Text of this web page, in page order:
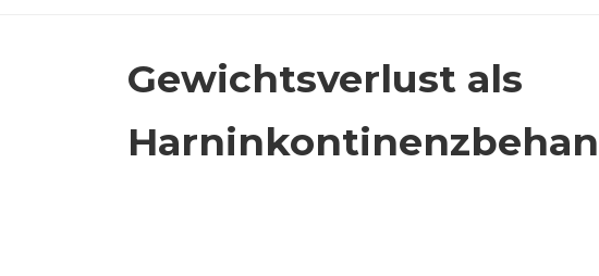
Gewichtsverlust als